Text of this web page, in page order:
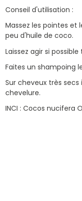
Conseil d'utilisation :
Massez les pointes et
peu d'huile de coco.
Laissez agir si
Faites un shampoing
Sur cheveux très
chevelure.
INCI : Cocos nucifera